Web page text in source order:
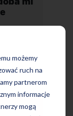
możemy
ruch na
partnerom
informacje
mogą